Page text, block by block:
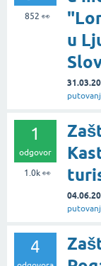
852 👀
u
1
odgovor
1.0k👀
4